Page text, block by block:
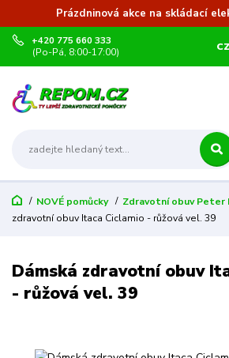
Prázdninová akce na skládací
+420 775 660 333
(Po-Pá, 8:00-17:00)
NOVÉ pomůcky Zdravotní obuv Peter
zdravotní obuv Itaca Ciclamio - růžová vel. 39
Dámská zdravotní obuv
- růžová vel. 39